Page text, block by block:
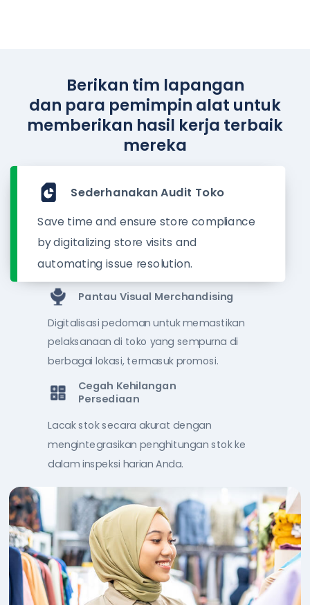
Berikan tim lapangan
dan para pemimpin alat untuk
memberikan hasil kerja terbaik
mereka
Sederhanakan Audit Toko
Save time and ensure store compliance
by digitalizing store visits and
automating issue resolution.
Pantau Visual Merchandising
Digitalisasi pedoman untuk memastikan
pelaksanaan di toko yang sempurna di
berbagai lokasi, termasuk promosi.
Cegah Kehilangan
Persediaan
Lacak stok secara akurat dengan
mengintegrasikan penghitungan stok ke
dalam inspeksi harian Anda.